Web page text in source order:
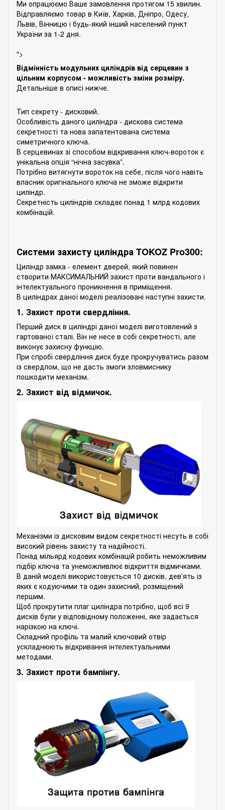
Ми опрацюємо Ваше замовлення протягом 15 хвилин.
Відправляємо товар в Київ, Харків, Дніпро, Одесу,
Львів, Вінницю і будь-який інший населений пункт
України за 1-2 дня.
">
Відмінність модульних циліндрів від серцевин з
цільним корпусом - можливість зміни розміру.
Детальніше в описі нижче.
Тип секрету - дисковий.
Особливість даного циліндра - дискова система
секретності та нова запатентована система
симетричного ключа.
В серцевинах зі способом відкривання ключ-вороток є
унікальна опція “нічна засувка”.
Потрібно витягнути вороток на себе, після чого навіть
власник оригінального ключа не зможе відкрити
циліндр.
Секретність циліндрів складає понад 1 млрд кодових
комбінацій.
Системи захисту циліндра TOKOZ Pro300:
Циліндр замка - елемент дверей, який повинен
створити МАКСИМАЛЬНИЙ захист проти вандального і
інтелектуального проникнення в приміщення.
В циліндрах даної моделі реалізовані наступні захисти.
1. Захист проти свердління.
Перший диск в циліндрі даної моделі виготовлений з
гартованої сталі. Він не несе в собі секретності, але
виконує захисну функцію.
При спробі свердління диск буде прокручуватись разом
із свердлом, що не дасть змоги зловмиснику
пошкодити механізм.
2. Захист від відмичок.
Механізми із дисковим видом секретності несуть в собі
високий рівень захисту та надійності.
Понад мільярд кодових комбінацій робить неможливим
підбір ключа та унеможливлює відкриття відмичками.
В даній моделі використовується 10 дисків, дев'ять із
яких є кодуючими та один захисний, розміщений
першим.
Щоб прокрутити плаг циліндра потрібно, щоб всі 9
дисків були у відповідному положенні, яке задається
нарізкою на ключі.
Складний профіль та малий ключовий отвір
ускладнюють відкривання інтелектуальними
методами.
3. Захист проти бампінгу.